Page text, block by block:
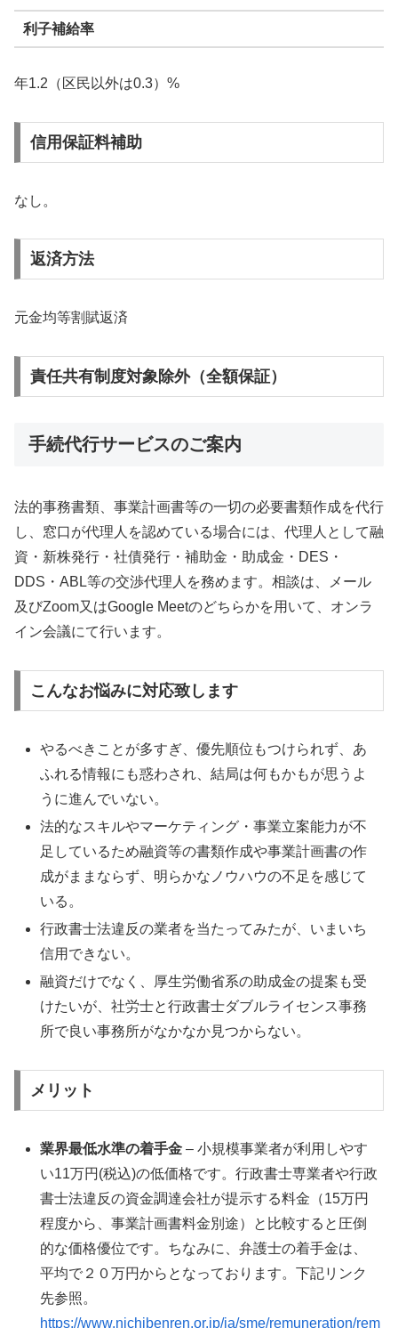
利子補給率
年1.2（区民以外は0.3）%
信用保証料補助
なし。
返済方法
元金均等割賦返済
責任共有制度対象除外（全額保証）
手続代行サービスのご案内
法的事務書類、事業計画書等の一切の必要書類作成を代行
し、窓口が代理人を認めている場合には、代理人として融
資・新株発行・社債発行・補助金・助成金・DES・
DDS・ABL等の交渉代理人を務めます。相談は、メール
及びZoom又はGoogle Meetのどちらかを用いて、オンラ
イン会議にて行います。
こんなお悩みに対応致します
やるべきことが多すぎ、優先順位もつけられず、あ
ふれる情報にも惑わされ、結局は何もかもが思うよ
うに進んでいない。
法的なスキルやマーケティング・事業立案能力が不
足しているため融資等の書類作成や事業計画書の作
成がままならず、明らかなノウハウの不足を感じて
いる。
行政書士法違反の業者を当たってみたが、いまいち
信用できない。
融資だけでなく、厚生労働省系の助成金の提案も受
けたいが、社労士と行政書士ダブルライセンス事務
所で良い事務所がなかなか見つからない。
メリット
業界最低水準の着手金 – 小規模事業者が利用しやす
い11万円(税込)の低価格です。行政書士専業者や行政
書士法違反の資金調達会社が提示する料金（15万円
程度から、事業計画書料金別途）と比較すると圧倒
的な価格優位です。ちなみに、弁護士の着手金は、
平均で２０万円からとなっております。下記リンク
先参照。
https://www.nichibenren.or.jp/ja/sme/remuneration/rem